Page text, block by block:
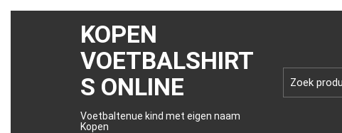
KOPEN
VOETBALSHIRT
S ONLINE
Voetbaltenue kind met eigen naam
Kopen